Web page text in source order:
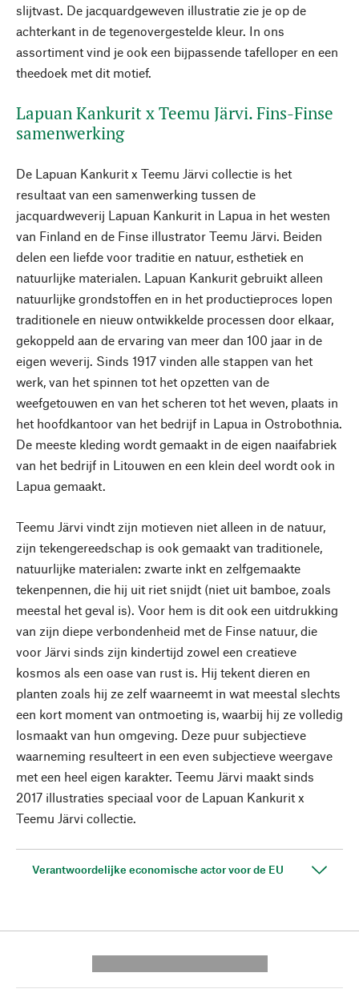
slijtvast. De jacquardgeweven illustratie zie je op de
achterkant in de tegenovergestelde kleur. In ons
assortiment vind je ook een bijpassende tafelloper en een
theedoek met dit motief.
Lapuan Kankurit x Teemu Järvi. Fins-Finse
samenwerking
De Lapuan Kankurit x Teemu Järvi collectie is het
resultaat van een samenwerking tussen de
jacquardweverij Lapuan Kankurit in Lapua in het westen
van Finland en de Finse illustrator Teemu Järvi. Beiden
delen een liefde voor traditie en natuur, esthetiek en
natuurlijke materialen. Lapuan Kankurit gebruikt alleen
natuurlijke grondstoffen en in het productieproces lopen
traditionele en nieuw ontwikkelde processen door elkaar,
gekoppeld aan de ervaring van meer dan 100 jaar in de
eigen weverij. Sinds 1917 vinden alle stappen van het
werk, van het spinnen tot het opzetten van de
weefgetouwen en van het scheren tot het weven, plaats in
het hoofdkantoor van het bedrijf in Lapua in Ostrobothnia.
De meeste kleding wordt gemaakt in de eigen naaifabriek
van het bedrijf in Litouwen en een klein deel wordt ook in
Lapua gemaakt.
Teemu Järvi vindt zijn motieven niet alleen in de natuur,
zijn tekengereedschap is ook gemaakt van traditionele,
natuurlijke materialen: zwarte inkt en zelfgemaakte
tekenpennen, die hij uit riet snijdt (niet uit bamboe, zoals
meestal het geval is). Voor hem is dit ook een uitdrukking
van zijn diepe verbondenheid met de Finse natuur, die
voor Järvi sinds zijn kindertijd zowel een creatieve
kosmos als een oase van rust is. Hij tekent dieren en
planten zoals hij ze zelf waarneemt in wat meestal slechts
een kort moment van ontmoeting is, waarbij hij ze volledig
losmaakt van hun omgeving. Deze puur subjectieve
waarneming resulteert in een even subjectieve weergave
met een heel eigen karakter. Teemu Järvi maakt sinds
2017 illustraties speciaal voor de Lapuan Kankurit x
Teemu Järvi collectie.
Verantwoordelijke economische actor voor de EU